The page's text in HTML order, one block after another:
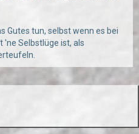
Gutes tun, selbst wenn es bei
Selbstlüge ist, als